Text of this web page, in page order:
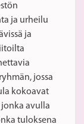
ja urheilu
ja
jossa
kokoavat
avulla
tuloksena